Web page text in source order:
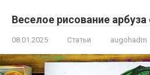
Веселое рисование
08.01.2025 Статьи augohadm